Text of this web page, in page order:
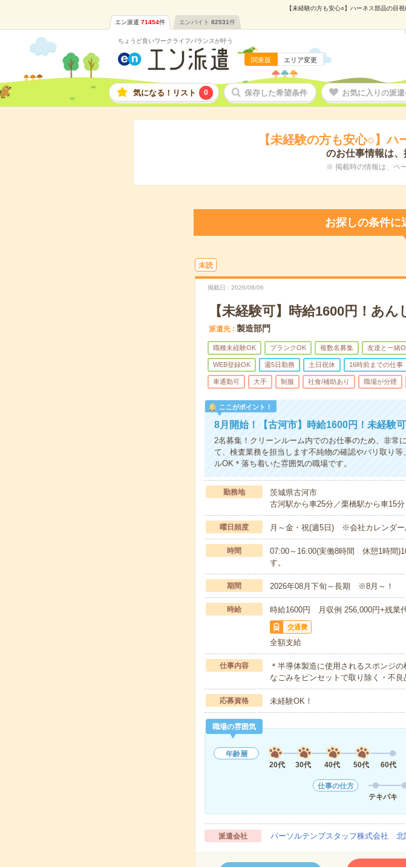
【未経験の方も安心○】ハーネス部品の目
エン派遣 71454件 エンバイト 82531件
ちょうど良いワークライフバランスが叶う
関東版 エリア変更
気になる！リスト 0 保存した希望条件 お気に入りの派
【未経験の方も安心○】
のお仕事情報は、
※ 掲載時の情報は、ペ
お探しの条件に
未読
掲載日 2026/08/06
【未経験可】時給1600円！あ
派遣先 製造部門
職種未経験OK ブランクOK 複数名募集 友達と一緒
WEB登録OK 週5日勤務 土日祝休 16時前までの仕事
車通勤可 大手 制服 社食/補助あり 職場が分煙
ここがポイント！
8月開始！【古河市】時給1600円！未経験
2名募集！クリーンルーム内でのお仕事のため、非常
て、検査業務を担当します不純物の確認やバリ取り
ルOK＊落ち着いた雰囲気の職場です。
勤務地
茨城県古河市
古河駅から車25分／栗橋駅から車15分
曜日頻度 月～金・祝(週5日) ※会社カレンダー
時間
07:00～16:00(実働8時間 休憩1時間
す。
期間 2026年08月下旬～長期 ※8月～！
時給 時給1600円 月収例 256,000円+残業
交通費
全額支給
仕事内容
＊半導体製造に使用されるスポンジ
なごみをピンセットで取り除く・不
応募資格 未経験OK！
職場の雰囲気
年齢層
20代
30代 40代 50代 60代
仕事の仕方
テキパキ
派遣会社 パーソルテンプスタッフ株式会社 北